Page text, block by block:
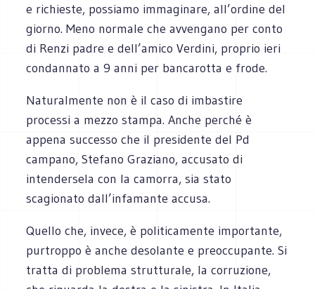
e richieste, possiamo immaginare, all’ordine del
giorno. Meno normale che avvengano per conto
di Renzi padre e dell’amico Verdini, proprio ieri
condannato a 9 anni per bancarotta e frode.
Naturalmente non è il caso di imbastire
processi a mezzo stampa. Anche perché è
appena successo che il presidente del Pd
campano, Stefano Graziano, accusato di
intendersela con la camorra, sia stato
scagionato dall’infamante accusa.
Quello che, invece, è politicamente importante,
purtroppo è anche desolante e preoccupante. Si
tratta di problema strutturale, la corruzione,